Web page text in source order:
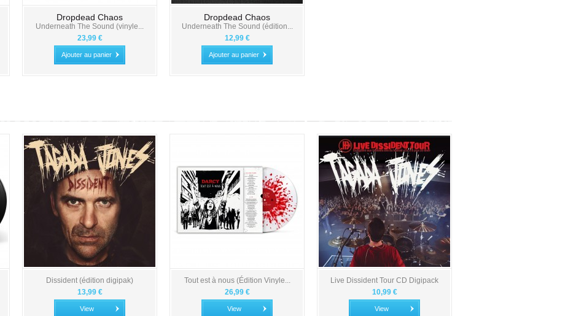
Dropdead Chaos
Underneath The Sound (vinyle...
23,99 €
Ajouter au panier
Dropdead Chaos
Underneath The Sound (édition...
12,99 €
Ajouter au panier
Dissident (édition digipak)
13,99 €
View
Tout est à nous (Édition Vinyle...
26,99 €
View
Live Dissident Tour CD Digipack
10,99 €
View